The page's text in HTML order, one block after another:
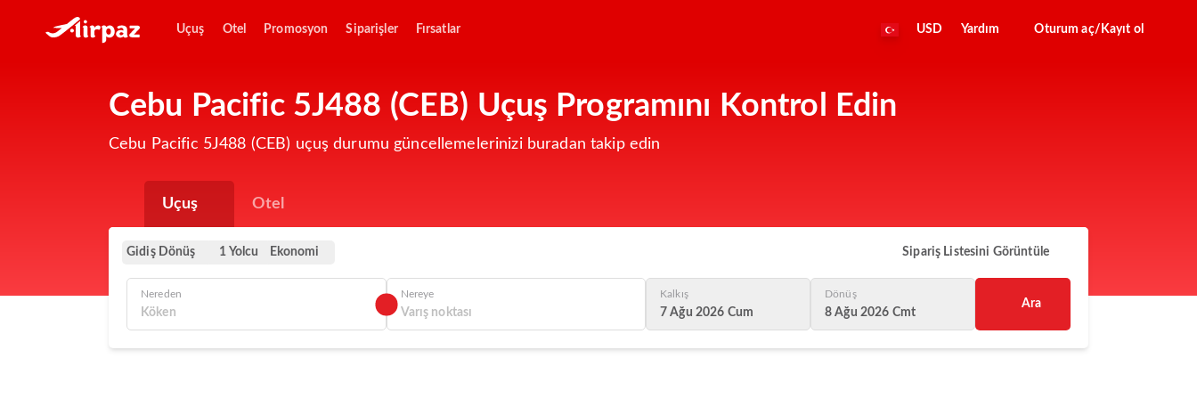
Uçuş Otel Promosyon Siparişler Fırsatlar USD Yardım Oturum aç/Kayıt ol
Cebu Pacific 5J488 (CEB) Uçuş Programını Kontrol Edin
Cebu Pacific 5J488 (CEB) uçuş durumu güncellemelerinizi buradan takip edin
Uçuş Otel
Gidiş Dönüş 1 Yolcu Ekonomi Sipariş Listesini Görüntüle
Nereden Nereye Kalkış
7 Ağu 2026 Cum
Dönüş
8 Ağu 2026 Cmt
Ara